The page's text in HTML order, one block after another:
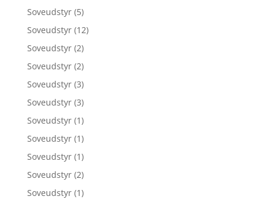
Soveudstyr (5)
Soveudstyr (12)
Soveudstyr (2)
Soveudstyr (2)
Soveudstyr (3)
Soveudstyr (3)
Soveudstyr (1)
Soveudstyr (1)
Soveudstyr (1)
Soveudstyr (2)
Soveudstyr (1)